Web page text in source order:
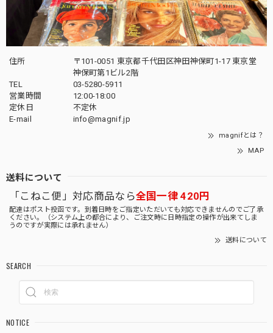
住所
〒101-0051 東京都千代田区神田神保町1-17 東京堂
神保町第1ビル2階
TEL
03-5280-5911
営業時間
12:00-18:00
定休日
不定休
E-mail
info@magnif.jp
magnifとは？
MAP
送料について
「こねこ便」対応商品なら全国一律 420円
配達はポスト投函です。到着日時をご指定いただいても対応できませんのでご了承
ください。（システム上の都合により、ご注文時に日時指定の操作が出来てしま
うのですが実際には承れません）
送料について
SEARCH
NOTICE